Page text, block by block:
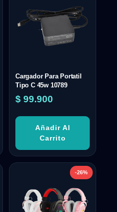
Cargador Para Portatil
Tipo C 45w 10789
$ 99.900
Añadir Al
Carrito
-26%